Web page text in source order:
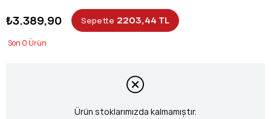
₺3.389,90 Sepette 2203,44 TL
0
Ürün stoklarımızda kalmamıştır.